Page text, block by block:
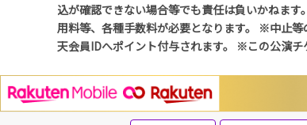
込が確認できない場合等でも責任は負いかねま
用料等、各種手数料が必要となります。 ※中止
天会員IDへポイント付与されます。 ※この公演チ